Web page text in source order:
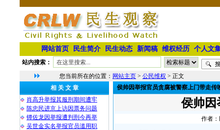
网站首页 民生简介 民生动态 新闻稿 维权经历 个人文
站内搜索：
您当前所在的位置： 网站主页 > 公民维权 > 正文
相 关 文 章
肖高升举报其服刑期间遭牢
陈忠民进京上访因票务问题
镡佐龙因举报遭判刑今再举
吴世金实名举报官员滥用职
侯帅因举报官员贪腐被警察上门带走传
侯帅因
作者：